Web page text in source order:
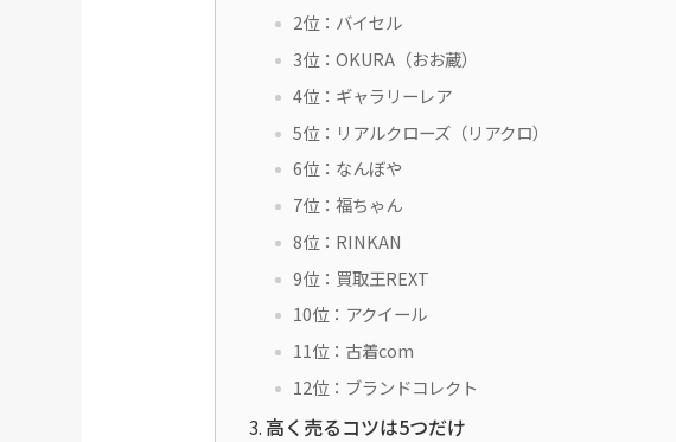
2位：バイセル
3位：OKURA（おお蔵）
4位：ギャラリーレア
5位：リアルクローズ（リアクロ）
6位：なんぼや
7位：福ちゃん
8位：RINKAN
9位：買取王REXT
10位：アクイール
11位：古着com
12位：ブランドコレクト
高く売るコツは5つだけ